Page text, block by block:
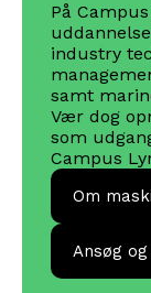
På
industry
samt
Vær dog
som
Campus
Om
AnsøgAnsøg